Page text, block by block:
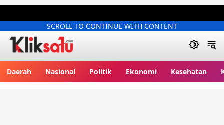
SCROLL TO CONTINUE WITH CONTENT
Daerah Nasional Politik Ekonomi Kesehatan